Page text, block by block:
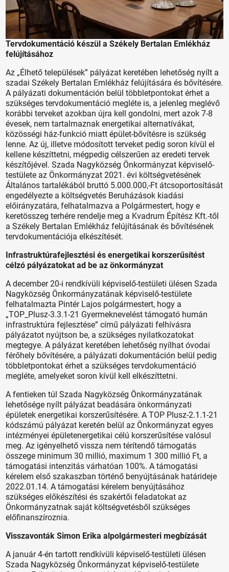
Tervdokumentáció készül a Székely Bertalan Emlékház
felújításához
Az „Élhető települések” pályázat keretében lehetőség nyílt a
szadai Székely Bertalan Emlékház felújítására és bővítésére.
A pályázati dokumentáción belül többletpontokat érhet a
szükséges tervdokumentáció megléte is, a jelenleg meglévő
korábbi terveket azokban újra kell gondolni, mert azok 7-8
évesek, nem tartalmaznak energetikai alternatívákat,
közösségi ház-funkció miatt épület-bővítésre is szükség
lenne. Az új, illetve módosított terveket pedig soron kívül el
kellene készíttetni, mégpedig célszerűen az eredeti tervek
készítőjével. Szada Nagyközség Önkormányzat képviselő-
testülete az Önkormányzat 2021. évi költségvetésének
Általános tartalékából bruttó 5.000.000,-Ft átcsoportosítását
engedélyezte a költségvetés Beruházások kiadási
előirányzatára, felhatalmazva a Polgármestert, hogy e
keretösszeg terhére rendelje meg a Kvadrum Építész Kft.-től
a Székely Bertalan Emlékház felújításának és bővítésének
tervdokumentációja elkészítését.
Infrastruktúrafejlesztési és energetikai korszerűsítést
célzó pályázatokat ad be az önkormányzat
A december 20-i rendkívüli képviselő-testületi ülésen Szada
Nagyközség Önkormányzatának képviselő-testülete
felhatalmazta Pintér Lajos polgármestert, hogy a
„TOP_Plusz-3.3.1-21 Gyermeknevelést támogató humán
infrastruktúra fejlesztése” című pályázati felhívásra
pályázatot nyújtson be, a szükséges nyilatkozatokat
megtegye. A pályázat keretében lehetőség nyílhat óvodai
férőhely bővítésére, a pályázati dokumentáción belül pedig
többletpontokat érhet a szükséges tervdokumentáció
megléte, amelyeket soron kívül kell elkészíttetni.
A fentieken túl Szada Nagyközség Önkormányzatának
lehetősége nyílt pályázat beadására önkormányzati
épületek energetikai korszerűsítésére. A TOP Plusz-2.1.1-21
kódszámú pályázat keretén belül az Önkormányzat egyes
intézményei épületenergetikai célú korszerűsítése valósul
meg. Az igényelhető vissza nem térítendő támogatás
összege minimum 30 millió, maximum 1 300 millió Ft, a
támogatási intenzitás várhatóan 100%. A támogatási
kérelem első szakaszban történő benyújtásának határideje
2022.01.14. A támogatási kérelem benyújtásához
szükséges előkészítési és szakértői feladatokat az
Önkormányzatnak saját költségvetésből szükséges
előfinanszíroznia.
Visszavonták Simon Erika alpolgármesteri megbízását
A január 4-én tartott rendkívüli képviselő-testületi ülésen
Szada Nagyközség Önkormányzat képviselő-testülete